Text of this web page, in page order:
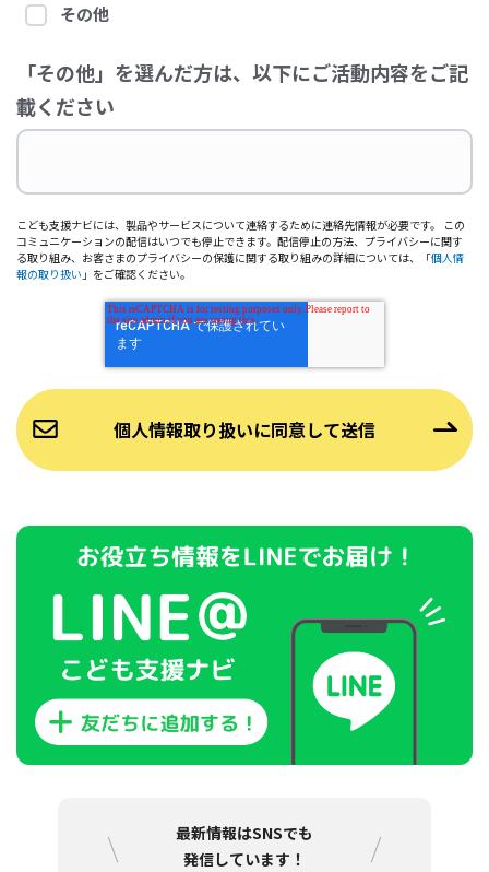
その他
「その他」を選んだ方は、以下にご活動内容をご記
載ください
こども支援ナビには、製品やサービスについて連絡するために連絡先情報が必要です。 この
コミュニケーションの配信はいつでも停止できます。配信停止の方法、プライバシーに関す
る取り組み、お客さまのプライバシーの保護に関する取り組みの詳細については、「個人情
報の取り扱い 」をご確認ください。
最新情報はSNSでも
発信しています！